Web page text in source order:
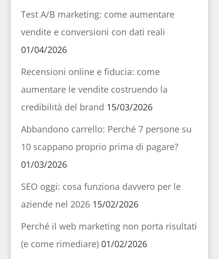
Test A/B marketing: come aumentare
vendite e conversioni con dati reali
01/04/2026
Recensioni online e fiducia: come
aumentare le vendite costruendo la
credibilità del brand 15/03/2026
Abbandono carrello: Perché 7 persone su
10 scappano proprio prima di pagare?
01/03/2026
SEO oggi: cosa funziona davvero per le
aziende nel 2026 15/02/2026
Perché il web marketing non porta risultati
(e come rimediare) 01/02/2026